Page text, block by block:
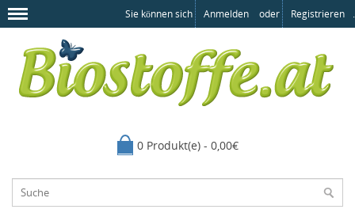
Sie können sich Anmelden oder Registrieren .
0 Produkt(e) - 0,00€